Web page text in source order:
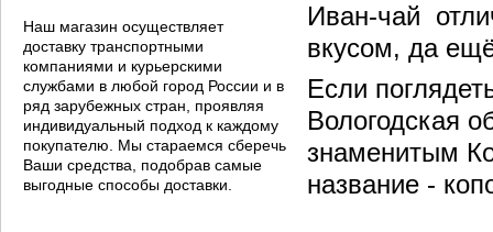
Наш магазин осуществляет
доставку транспортными
компаниями и курьерскими
службами в любой город России и в
ряд зарубежных стран, проявляя
индивидуальный подход к каждому
покупателю. Мы стараемся сберечь
Ваши средства, подобрав самые
выгодные способы доставки.
Иван-чай
вкусом, да
Если
Вологодская
знаменитым
название -